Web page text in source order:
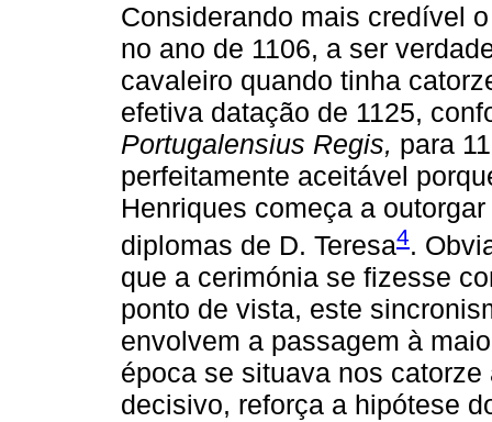
Considerando mais credível
no ano de 1106, a ser
cavaleiro quando tinha
efetiva datação de 1125,
Portugalensius Regis, para
perfeitamente aceitável
Henriques começa a
diplomas de D. Teresa4.
que a cerimónia se fizesse
ponto de vista, este
envolvem a passagem à
época se situava nos
decisivo, reforça a hipótese